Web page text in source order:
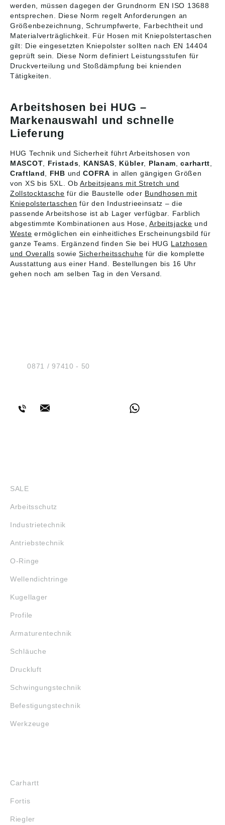
werden, müssen dagegen der Grundnorm EN ISO 13688
entsprechen. Diese Norm regelt Anforderungen an
Größenbezeichnung, Schrumpfwerte, Farbechtheit und
Materialverträglichkeit. Für Hosen mit Kniepolstertaschen
gilt: Die eingesetzten Kniepolster sollten nach EN 14404
geprüft sein. Diese Norm definiert Leistungsstufen für
Druckverteilung und Stoßdämpfung bei knienden
Tätigkeiten.
Arbeitshosen bei HUG –
Markenauswahl und schnelle
Lieferung
HUG Technik und Sicherheit führt Arbeitshosen von
MASCOT
Fristads KANSAS Kübler, Planam ,carhartt
Craftland
FHB undCOFRA in allen gängigen Größen
von XS bis 5XL. ObArbeitsjeans mit Stretch und
Zollstocktasche für die Baustelle oder Bundhosen mit
Kniepolstertaschen für den Industrieeinsatz – die
passende Arbeitshose ist ab Lager verfügbar. Farblich
abgestimmte Kombinationen aus Hose,Arbeitsjacke und
Weste ermöglichen ein einheitliches Erscheinungsbild für
ganze Teams. Ergänzend finden Sie bei HUG Latzhosen
und Overalls sowieSicherheitsschuhe für die komplette
Ausstattung aus einer Hand. Bestellungen bis 16 Uhr
gehen noch am selben Tag in den Versand.
Tel.:0871 / 97410 - 50
SALE
Arbeitsschutz
Industrietechnik
Antriebstechnik
O-Ringe
Wellendichtringe
Kugellager
Profile
Armaturentechnik
Schläuche
Druckluft
Schwingungstechnik
Befestigungstechnik
Werkzeuge
Carhartt
Fortis
Riegler